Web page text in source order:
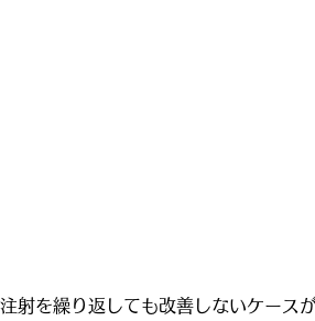
射を繰り返しても改善しないケースが